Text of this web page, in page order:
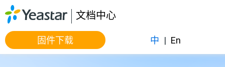
跳转到主要内容
文档中心
固件下载 中 | En